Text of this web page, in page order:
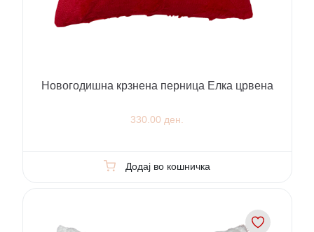
Новогодишна крзнена перница Елка црвена
330.00 ден.
Додај во кошничка